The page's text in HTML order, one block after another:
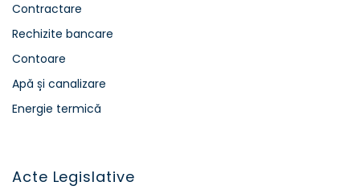
Contractare
Rechizite bancare
Contoare
Apă și canalizare
Energie termică
Acte Legislative